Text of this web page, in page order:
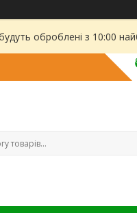
оброблені з 10:00